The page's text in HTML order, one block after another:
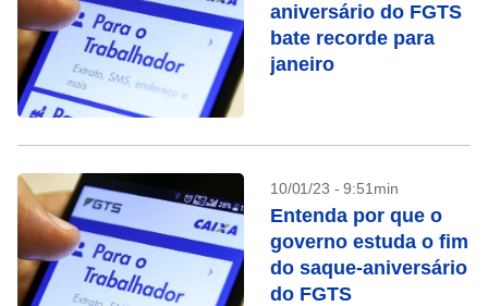
aniversário do FGTS
bate recorde para
janeiro
10/01/23 - 9:51min
Entenda por que o
governo estuda o fim
do saque-aniversário
do FGTS